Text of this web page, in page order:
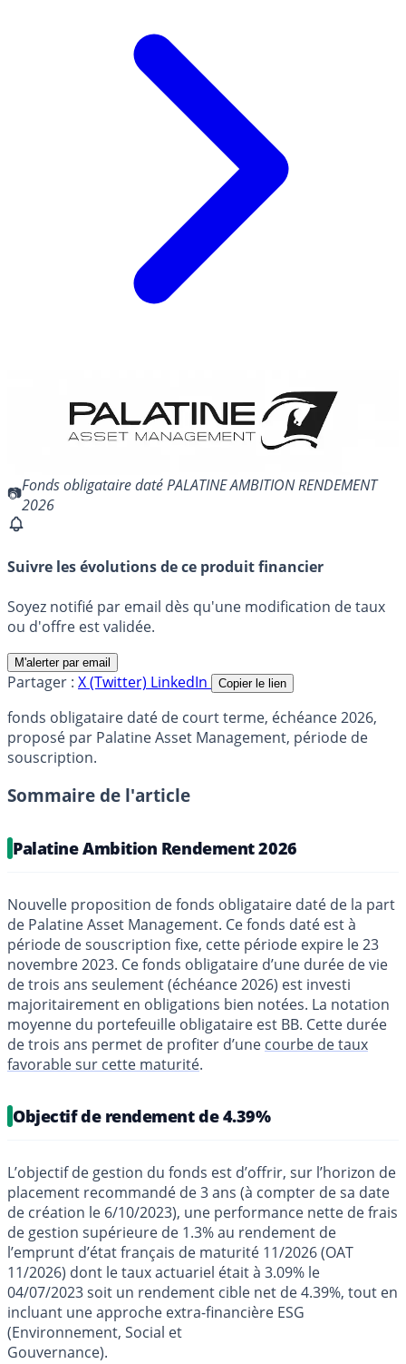
Fonds obligataire daté PALATINE AMBITION RENDEMENT
2026
Suivre les évolutions de ce produit financier
Soyez notifié par email dès qu'une modification de taux
ou d'offre est validée.
M'alerter par email
Partager : X (Twitter) LinkedIn Copier le lien
fonds obligataire daté de court terme, échéance 2026,
proposé par Palatine Asset Management, période de
souscription.
Sommaire de l'article
Palatine Ambition Rendement 2026
Nouvelle proposition de fonds obligataire daté de la part
de Palatine Asset Management. Ce fonds daté est à
période de souscription fixe, cette période expire le 23
novembre 2023. Ce fonds obligataire d’une durée de vie
de trois ans seulement (échéance 2026) est investi
majoritairement en obligations bien notées. La notation
moyenne du portefeuille obligataire est BB. Cette durée
de trois ans permet de profiter d’une courbe de taux
favorable sur cette maturité.
Objectif de rendement de 4.39%
L’objectif de gestion du fonds est d’offrir, sur l’horizon de
placement recommandé de 3 ans (à compter de sa date
de création le 6/10/2023), une performance nette de frais
de gestion supérieure de 1.3% au rendement de
l’emprunt d’état français de maturité 11/2026 (OAT
11/2026) dont le taux actuariel était à 3.09% le
04/07/2023 soit un rendement cible net de 4.39%, tout en
incluant une approche extra-financière ESG
(Environnement, Social et
Gouvernance).